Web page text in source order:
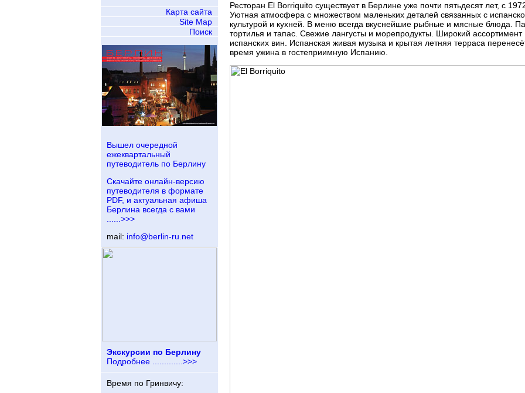
Карта сайта
Site Map
Поиск
Вышел очередной
ежеквартальный
путеводитель по Берлину
Скачайте онлайн-версию
путеводителя в формате
PDF, и актуальная афиша
Берлина всегда с вами
......>>>
mail: info@berlin-ru.net
Экскурсии по Берлину
Подробнее .............>>>
Время по Гринвичу:
Ресторан El Borriquito существует в Берлине уже почти пятьдесят лет, с
Уютная атмосфера с множеством маленьких деталей связанных с
культурой и кухней. В меню всегда вкуснейшие рыбные и мясные блюда.
тортилья и тапас. Свежие лангусты и морепродукты. Широкий ассортимент
испанских вин. Испанская живая музыка и крытая летняя терраса
время ужина в гостеприимную Испанию.